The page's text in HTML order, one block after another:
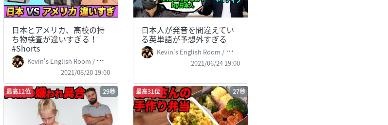
日本とアメリカ、高校の持
ち物検査が違いすぎる！
#Shorts
Kevin's English Room / 掛山ケビ志郎
2021/06/20 19:00
日本人が発音を間違えてい
る英単語が予想外すぎる
Kevin's English Room / 掛山ケビ志郎
2021/06/24 19:00
最高12位 29秒 最高31位 27秒